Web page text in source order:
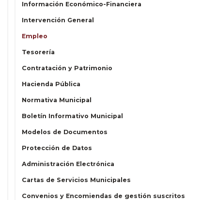
Información Económico-Financiera
Intervención General
Empleo
Tesorería
Contratación y Patrimonio
Hacienda Pública
Normativa Municipal
Boletín Informativo Municipal
Modelos de Documentos
Protección de Datos
Administración Electrónica
Cartas de Servicios Municipales
Convenios y Encomiendas de gestión suscritos